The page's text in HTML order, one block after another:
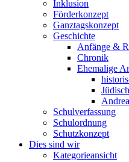
Inklusion
Förderkonzept
Ganztagskonzept
Geschichte
Anfänge &
Chronik
Ehemalige
Schulverfassung
Schulordnung
Schutzkonzept
Dies sind wir
Kategorieansicht